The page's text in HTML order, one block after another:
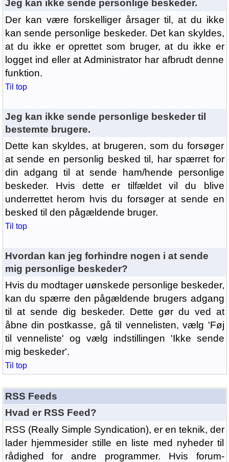
Jeg kan ikke sende personlige beskeder.
Der kan være forskelliger årsager til, at du ikke
kan sende personlige beskeder. Det kan skyldes,
at du ikke er oprettet som bruger, at du ikke er
logget ind eller at Administrator har afbrudt denne
funktion.
Til top
Jeg kan ikke sende personlige beskeder til
bestemte brugere.
Dette kan skyldes, at brugeren, som du forsøger
at sende en personlig besked til, har spærret for
din adgang til at sende ham/hende personlige
beskeder. Hvis dette er tilfældet vil du blive
underrettet herom hvis du forsøger at sende en
besked til den pågældende bruger.
Til top
Hvordan kan jeg forhindre nogen i at sende
mig personlige beskeder?
Hvis du modtager uønskede personlige beskeder,
kan du spærre den pågældende brugers adgang
til at sende dig beskeder. Dette gør du ved at
åbne din postkasse, gå til vennelisten, vælg 'Føj
til venneliste' og vælg indstillingen 'Ikke sende
mig beskeder'.
Til top
RSS Feeds
Hvad er RSS Feed?
RSS (Really Simple Syndication), er en teknik, der
lader hjemmesider stille en liste med nyheder til
rådighed for andre programmer. Hvis forum-